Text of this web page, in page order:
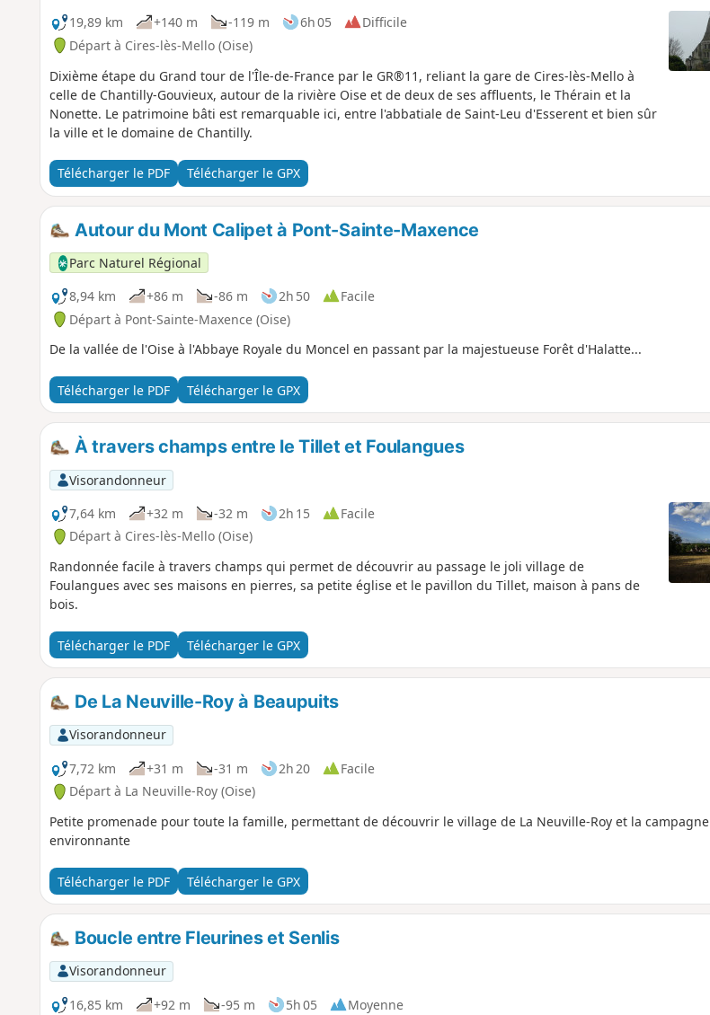
19,89 km
+140 m -119 m 6h 05
Difficile
Départ à Cires-lès-Mello (Oise)
Dixième étape du Grand tour de l'Île-de-France par le GR®11, reliant la gare de Cires-lès-Mello à
celle de Chantilly-Gouvieux, autour de la rivière Oise et de deux de ses affluents, le Thérain et la
Nonette. Le patrimoine bâti est remarquable ici, entre l'abbatiale de Saint-Leu d'Esserent et bien sûr
la ville et le domaine de Chantilly.
Télécharger le PDF Télécharger le GPX
Autour du Mont Calipet à Pont-Sainte-Maxence
Parc Naturel Régional
8,94 km
+86 m -86 m 2h 50
Facile
Départ à Pont-Sainte-Maxence (Oise)
De la vallée de l'Oise à l'Abbaye Royale du Moncel en passant par la majestueuse Forêt d'Halatte...
Télécharger le PDF Télécharger le GPX
À travers champs entre le Tillet et Foulangues
Visorandonneur
7,64 km
+32 m -32 m 2h 15
Facile
Départ à Cires-lès-Mello (Oise)
Randonnée facile à travers champs qui permet de découvrir au passage le joli village de
Foulangues avec ses maisons en pierres, sa petite église et le pavillon du Tillet, maison à pans de
bois.
Télécharger le PDF Télécharger le GPX
De La Neuville-Roy à Beaupuits
Visorandonneur
7,72 km
+31 m -31 m 2h 20
Facile
Départ à La Neuville-Roy (Oise)
Petite promenade pour toute la famille, permettant de découvrir le village de La Neuville-Roy et la campagne
environnante
Télécharger le PDF Télécharger le GPX
Boucle entre Fleurines et Senlis
Visorandonneur
16,85 km
+92 m -95 m 5h 05 Moyenne